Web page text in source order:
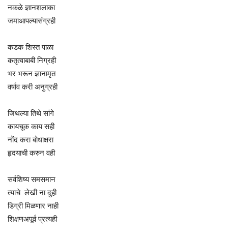
नकळे ज्ञानशलाका
जमाआपल्यासंग्रही
कडक शिस्त पाळा
कतृत्वाबाबी निग्रही
भर भरून ज्ञानामृत
वर्षाव करी अनुग्रही
जिथल्या तिथे सांगे
कायचूक काय सही
नोंद करा बोधाक्षरा
हृदयाची करुन वही
सर्वशिष्य समसमान
त्याचे लेखी ना दुही
डिग्री मिळणार नाही
शिक्षणअपूर्व प्रत्यही